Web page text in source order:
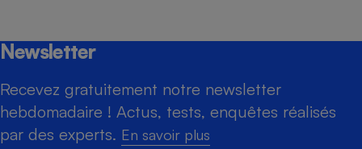
Newsletter
Recevez gratuitement notre newsletter
hebdomadaire ! Actus, tests, enquêtes réalisés
par des experts. En savoir plus